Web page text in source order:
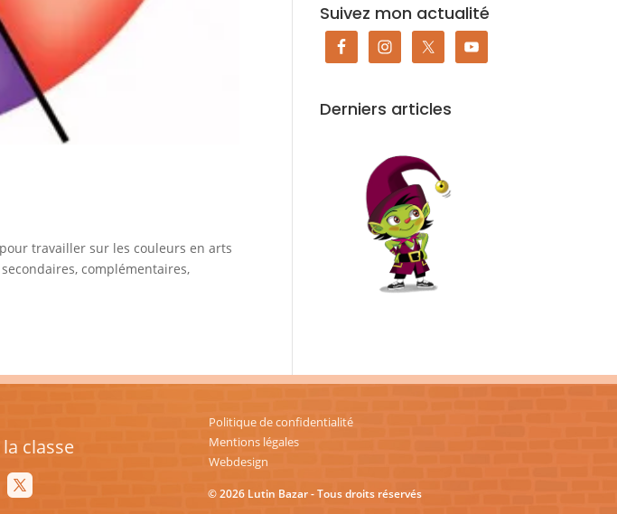
travailler sur les couleurs en arts
complémentaires,
Suivez mon actualité
Derniers articles
classe
Politique de confidentialité
Mentions légales
Webdesign
© 2026 Lutin Bazar - Tous droits réservés